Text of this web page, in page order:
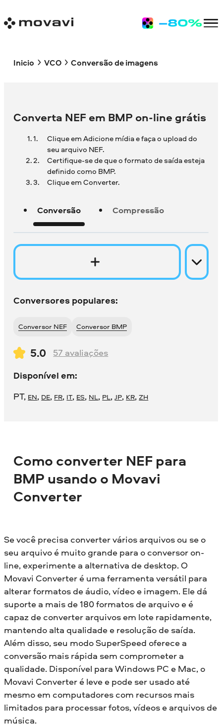
Inicio VCO Conversão de imagens
Converta NEF em BMP on-line grátis
Clique em Adicione mídia e faça o upload do
seu arquivo NEF.
Certifique-se de que o formato de saída esteja
definido como BMP.
Clique em Converter.
Conversão Compressão
Conversores populares:
Conversor NEF Conversor BMP
5.0 57 avaliações
Disponível em:
PT, EN, DE, FR, IT, ES, NL, PL,JP, KR,ZH
Como converter NEF para
BMP usando o Movavi
Converter
Se você precisa converter vários arquivos ou se o
seu arquivo é muito grande para o conversor on-
line, experimente a alternativa de desktop. O
Movavi Converter é uma ferramenta versátil para
alterar formatos de áudio, vídeo e imagem. Ele dá
suporte a mais de 180 formatos de arquivo e é
capaz de converter arquivos em lote rapidamente,
mantendo alta qualidade e resolução de saída.
Além disso, seu modo SuperSpeed oferece a
conversão mais rápida sem comprometer a
qualidade. Disponível para Windows PC e Mac, o
Movavi Converter é leve e pode ser usado até
mesmo em computadores com recursos mais
limitados para processar fotos, vídeos e arquivos de
música.